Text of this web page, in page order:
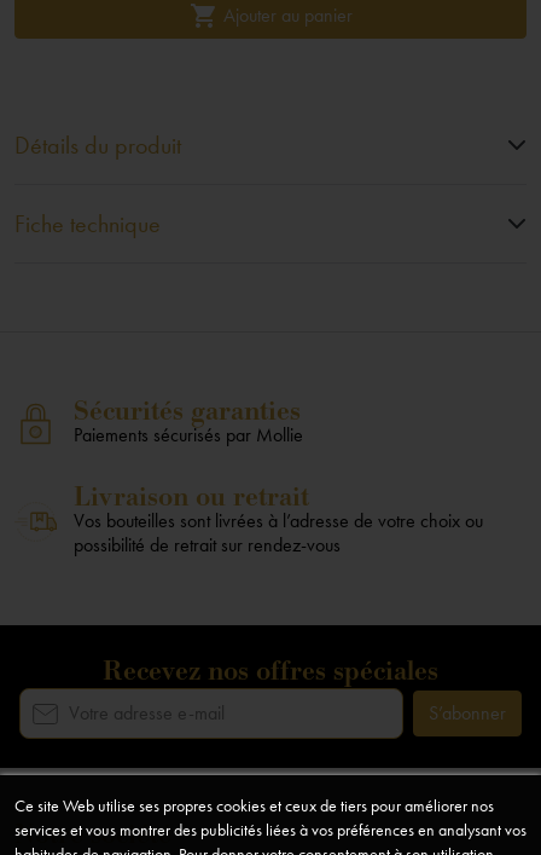
 Ajouter au panier
Détails du produit
Fiche technique
Sécurités garanties
Paiements sécurisés par Mollie
Livraison ou retrait
Vos bouteilles sont livrées à l’adresse de votre choix ou
possibilité de retrait sur rendez-vous
Recevez nos offres spéciales
Notre société arrow_drop_down
Ce site Web utilise ses propres cookies et ceux de tiers pour améliorer nos
services et vous montrer des publicités liées à vos préférences en analysant vos